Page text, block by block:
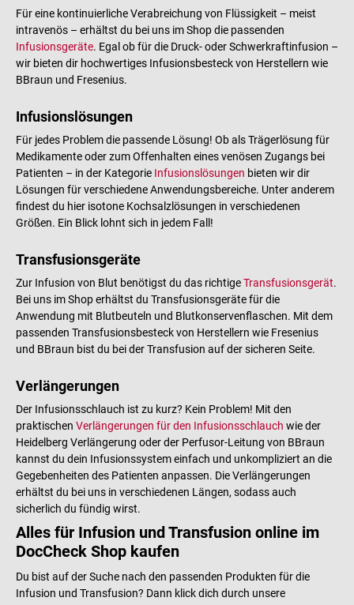
Für eine kontinuierliche Verabreichung von Flüssigkeit – meist
intravenös – erhältst du bei uns im Shop die passenden
Infusionsgeräte. Egal ob für die Druck- oder Schwerkraftinfusion –
wir bieten dir hochwertiges Infusionsbesteck von Herstellern wie
BBraun und Fresenius.
Infusionslösungen
Für jedes Problem die passende Lösung! Ob als Trägerlösung für
Medikamente oder zum Offenhalten eines venösen Zugangs bei
Patienten – in der Kategorie Infusionslösungen bieten wir dir
Lösungen für verschiedene Anwendungsbereiche. Unter anderem
findest du hier isotone Kochsalzlösungen in verschiedenen
Größen. Ein Blick lohnt sich in jedem Fall!
Transfusionsgeräte
Zur Infusion von Blut benötigst du das richtigeTransfusionsgerät.
Bei uns im Shop erhältst du Transfusionsgeräte für die
Anwendung mit Blutbeuteln und Blutkonservenflaschen. Mit dem
passenden Transfusionsbesteck von Herstellern wie Fresenius
und BBraun bist du bei der Transfusion auf der sicheren Seite.
Verlängerungen
Der Infusionsschlauch ist zu kurz? Kein Problem! Mit den
praktischen Verlängerungen für den Infusionsschlauch wie der
Heidelberg Verlängerung oder der Perfusor-Leitung von BBraun
kannst du dein Infusionssystem einfach und unkompliziert an die
Gegebenheiten des Patienten anpassen. Die Verlängerungen
erhältst du bei uns in verschiedenen Längen, sodass auch
sicherlich du fündig wirst.
Alles für Infusion und Transfusion online im
DocCheck Shop kaufen
Du bist auf der Suche nach den passenden Produkten für die
Infusion und Transfusion? Dann klick dich durch unsere